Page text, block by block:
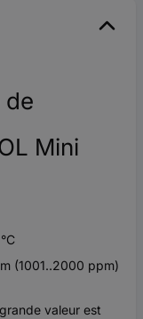
de
Mini
(1001..2000 ppm)
valeur est